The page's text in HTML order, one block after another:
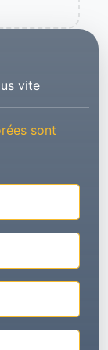
vite
sont